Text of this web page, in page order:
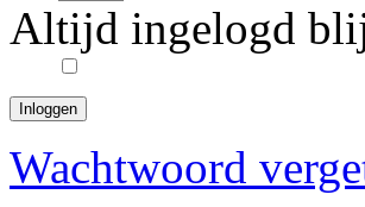
Altijd ingelogd
Wachtwoord